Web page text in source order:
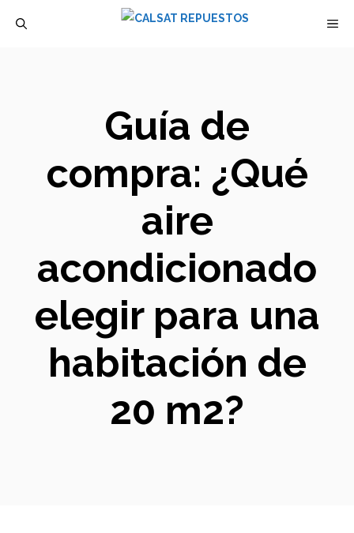
Guía de
compra: ¿Qué
aire
acondicionado
elegir para una
habitación de
20 m2?